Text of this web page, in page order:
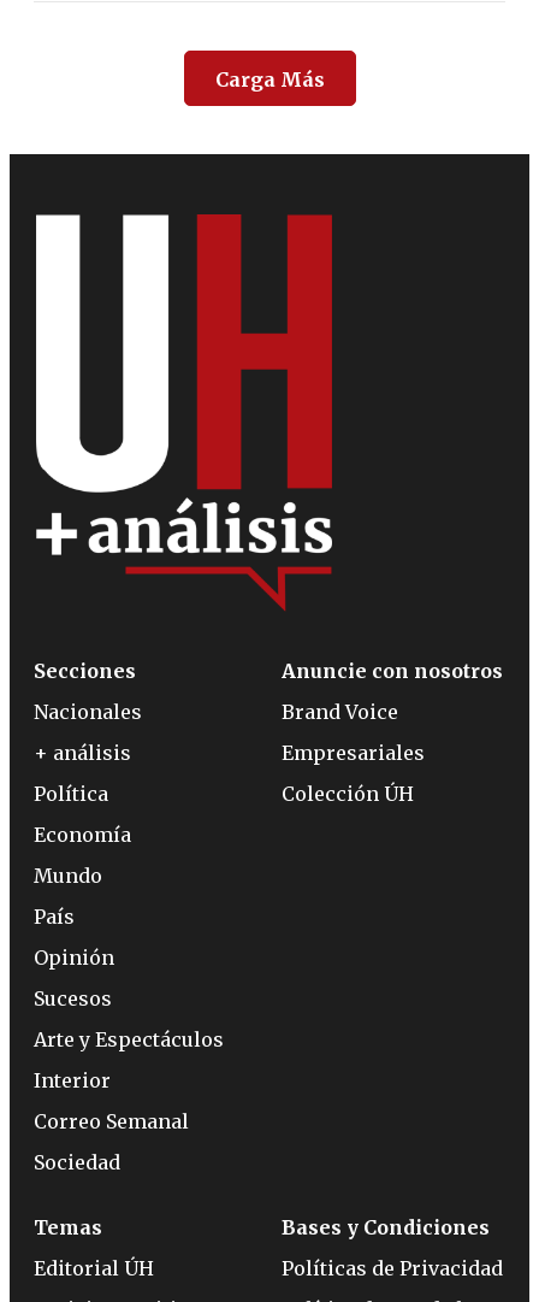
Carga Más
Secciones
Nacionales
+ análisis
Política
Economía
Mundo
País
Opinión
Sucesos
Arte y Espectáculos
Interior
Correo Semanal
Sociedad
Anuncie con nosotros
Brand Voice
Empresariales
Colección ÚH
Temas
Editorial ÚH
Bases y Condiciones
Políticas de Privacidad